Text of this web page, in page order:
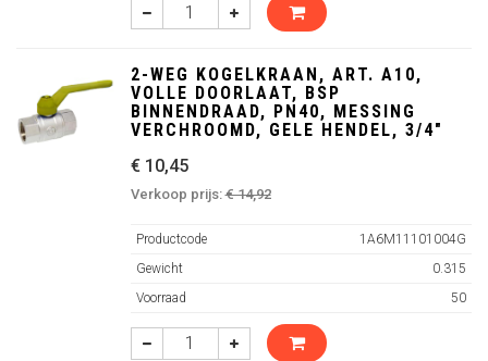
2-WEG KOGELKRAAN, ART. A10,
VOLLE DOORLAAT, BSP
BINNENDRAAD, PN40, MESSING
VERCHROOMD, GELE HENDEL, 3/4"
€ 10,45
Verkoop prijs:€ 14,92
Productcode
1A6M11101004G
Gewicht
0.315
Voorraad
50